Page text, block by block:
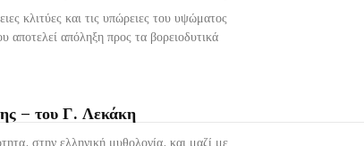
κλιτύες και τις υπώρειες του υψώματος
απόληξη προς τα βορειοδυτικά
– του Γ. Λεκάκη
στην ελληνική μυθολογία, και μαζί με